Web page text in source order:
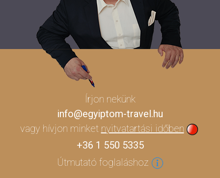
Írjon nekünk
info@egyiptom-travel.hu
vagy hívjon minket nyitvatartási időben
+36 1 550 5335
Útmutató foglaláshoz